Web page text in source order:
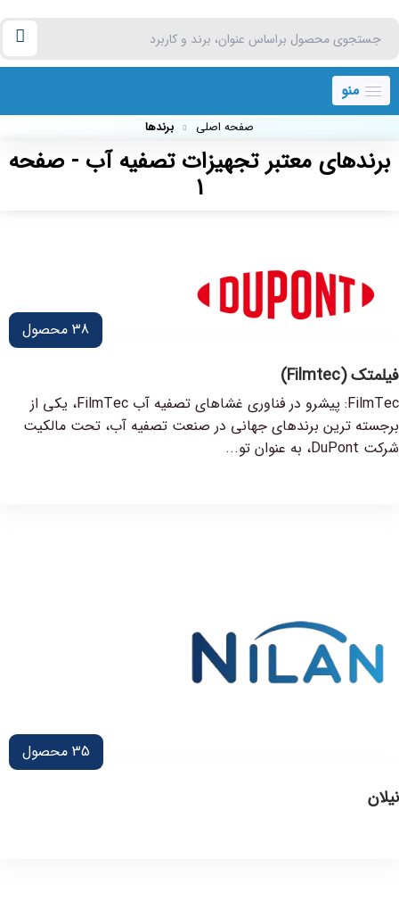
منو
صفحه اصلی برندها
برندهای معتبر تجهیزات تصفیه آب - صفحه
1
38 محصول
فیلمتک (Filmtec)
FilmTec: پیشرو در فناوری غشاهای تصفیه آب FilmTec، یکی از
برجسته ترین برندهای جهانی در صنعت تصفیه آب، تحت مالکیت
شرکت DuPont، به عنوان تو...
35 محصول
نیلان